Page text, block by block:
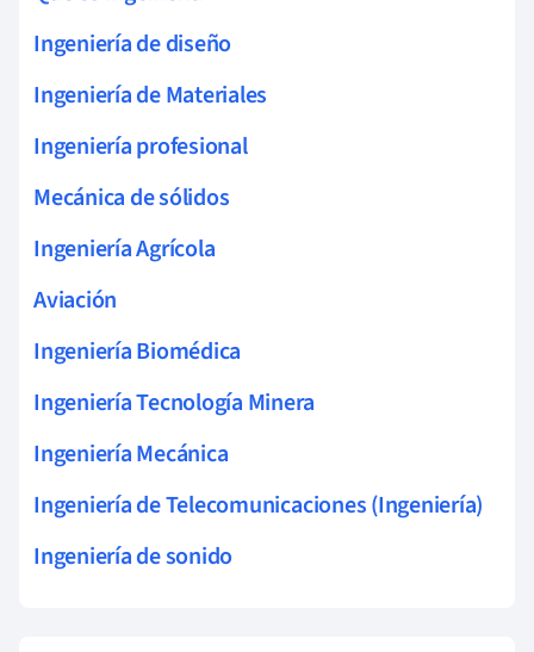
Ingeniería de diseño
Ingeniería de Materiales
Ingeniería profesional
Mecánica de sólidos
Ingeniería Agrícola
Aviación
Ingeniería Biomédica
Ingeniería Tecnología Minera
Ingeniería Mecánica
Ingeniería de Telecomunicaciones (Ingeniería)
Ingeniería de sonido